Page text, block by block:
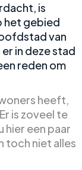
is
het gebied
van
in deze stad
reden om
heeft,
is zoveel te
hier een paar
toch niet alles